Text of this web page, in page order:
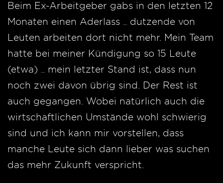
Beim Ex-Arbeitgeber gabs in den letzten 12
Monaten einen Aderlass .. dutzende von
Leuten arbeiten dort nicht mehr. Mein Team
hatte bei meiner Kündigung so 15 Leute
(etwa) .. mein letzter Stand ist, dass nun
noch zwei davon übrig sind. Der Rest ist
auch gegangen. Wobei natürlich auch die
wirtschaftlichen Umstände wohl schwierig
sind und ich kann mir vorstellen, dass
manche Leute sich dann lieber was suchen
das mehr Zukunft verspricht.